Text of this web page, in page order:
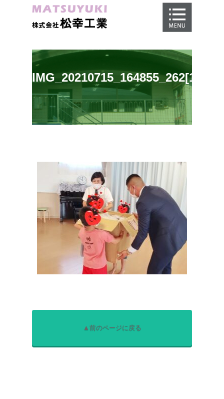
地盤改良工事
IMG_20210715_164855_262[1]
▲前のページに戻る